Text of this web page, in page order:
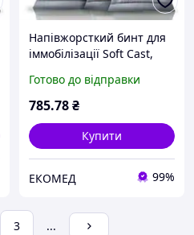
Напівжорсткий бинт для
іммобілізації Soft Cast,
Готово до відправки
785.78₴
Купити
ЕКОМЕД 99%
3 ...